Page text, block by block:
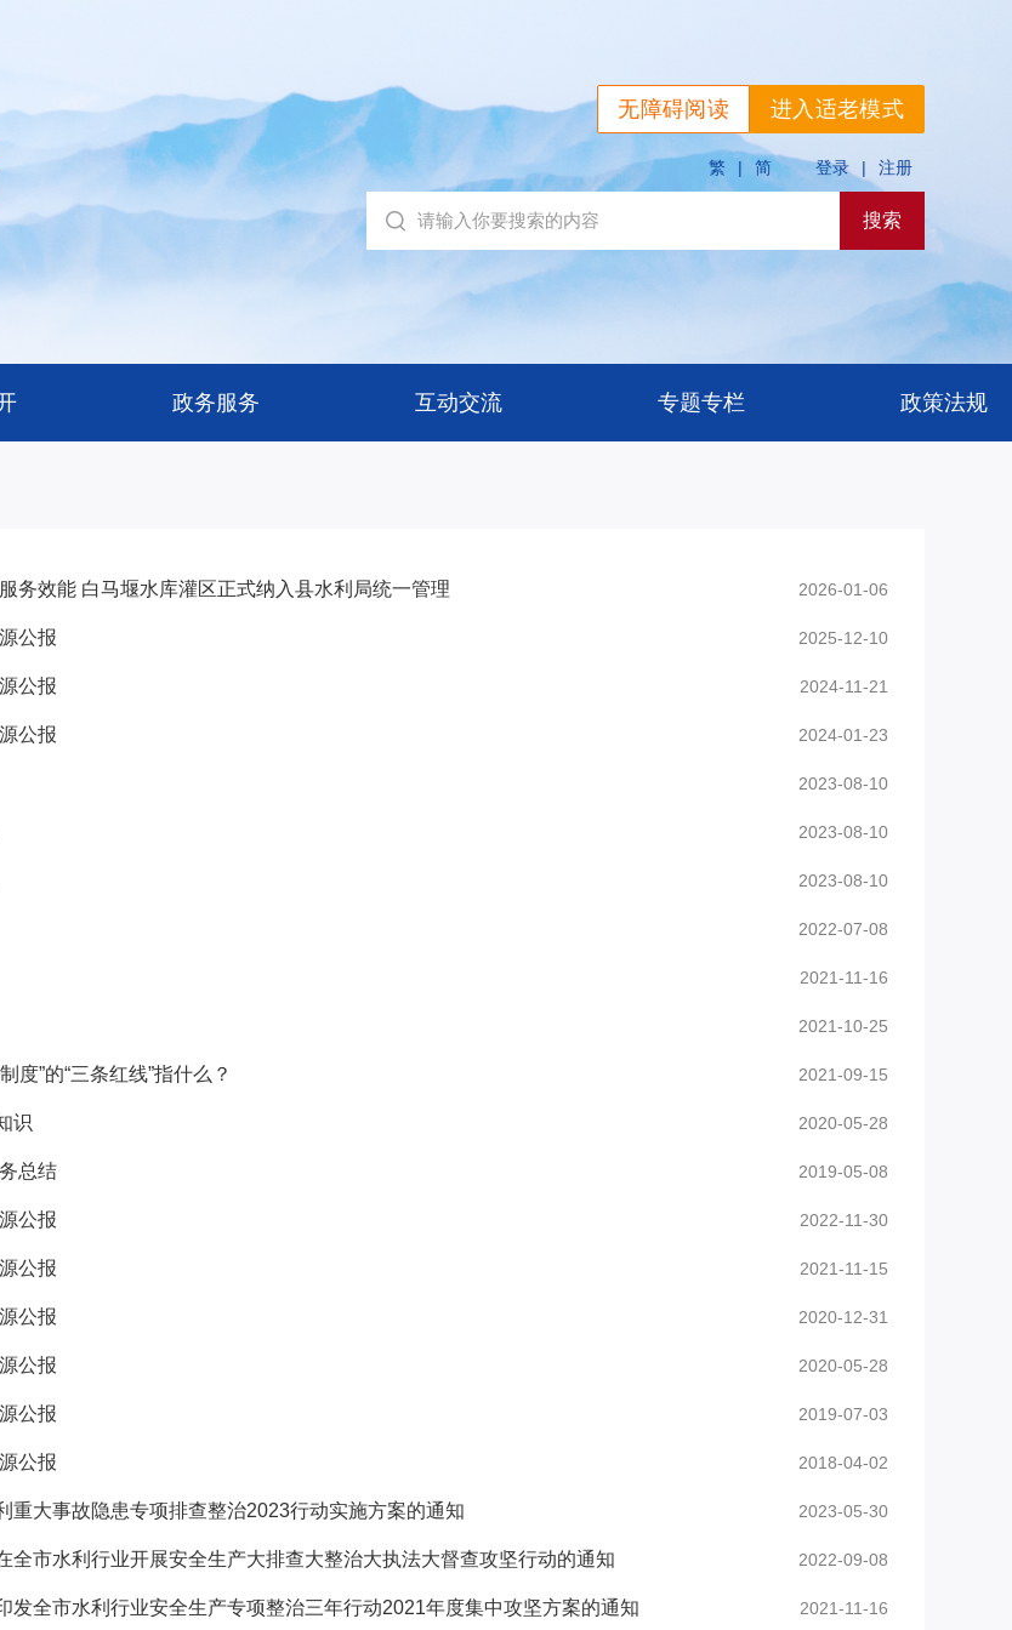
进入适老模式
无障碍阅读
注册
|
登录
简
|
繁
政务服务 互动交流 专题专栏 政策法规
务效能 白马堰水库灌区正式纳入县水利局统一管理 2026-01-06
公报 2025-12-10
公报 2024-11-21
公报 2024-01-23
2023-08-10
2023-08-10
2023-08-10
2022-07-08
2021-11-16
2021-10-25
度”的“三条红线”指什么？ 2021-09-15
识 2020-05-28
总结 2019-05-08
公报 2022-11-30
公报 2021-11-15
公报 2020-12-31
公报 2020-05-28
公报 2019-07-03
公报 2018-04-02
重大事故隐患专项排查整治2023行动实施方案的通知 2023-05-30
全市水利行业开展安全生产大排查大整治大执法大督查攻坚行动的通知 2022-09-08
发全市水利行业安全生产专项整治三年行动2021年度集中攻坚方案的通知 2021-11-16